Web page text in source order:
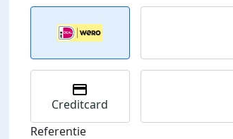
Creditcard
Referentie